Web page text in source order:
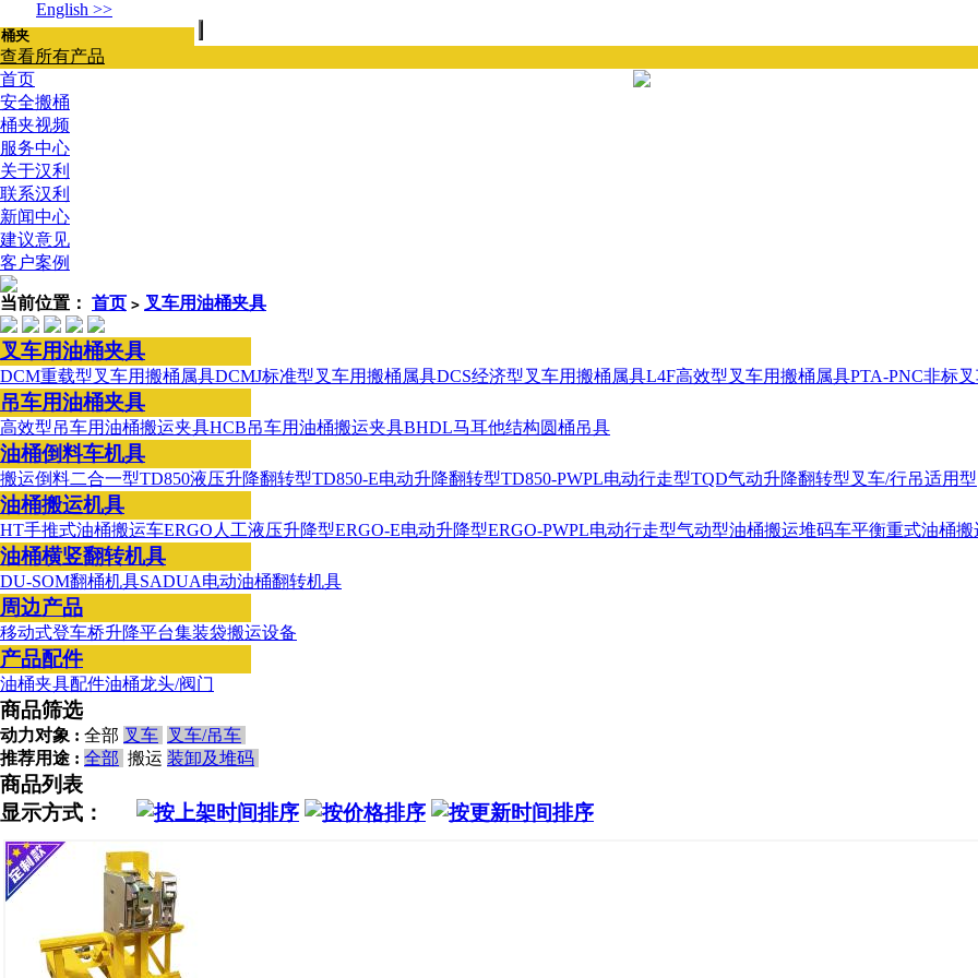
English >>
查看所有产品
首页
安全搬桶
桶夹视频
服务中心
关于汉利
联系汉利
新闻中心
建议意见
客户案例
当前位置： 首页 > 叉车用油桶夹具
叉车用油桶夹具
DCM重载型叉车用搬桶属具DCMJ标准型叉车用搬桶属具DCS经济型叉车用搬桶属具L4F高效型叉车用搬桶属具PTA-PNC非标
吊车用油桶夹具
高效型吊车用油桶搬运夹具HCB吊车用油桶搬运夹具BHDL马耳他结构圆桶吊具
油桶倒料车机具
搬运倒料二合一型TD850液压升降翻转型TD850-E电动升降翻转型TD850-PWPL电动行走型TQD气动升降翻转型叉车/行吊适用型
油桶搬运机具
HT手推式油桶搬运车ERGO人工液压升降型ERGO-E电动升降型ERGO-PWPL电动行走型气动型油桶搬运堆码车平衡重式油桶搬
油桶横竖翻转机具
DU-SOM翻桶机具SADUA电动油桶翻转机具
周边产品
移动式登车桥升降平台集装袋搬运设备
产品配件
油桶夹具配件油桶龙头/阀门
商品筛选
动力对象 : 全部 叉车 叉车/吊车
推荐用途 : 全部 搬运 装卸及堆码
商品列表
显示方式：